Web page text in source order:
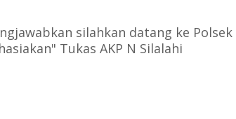
silahkan datang ke Polsek
Tukas AKP N Silalahi